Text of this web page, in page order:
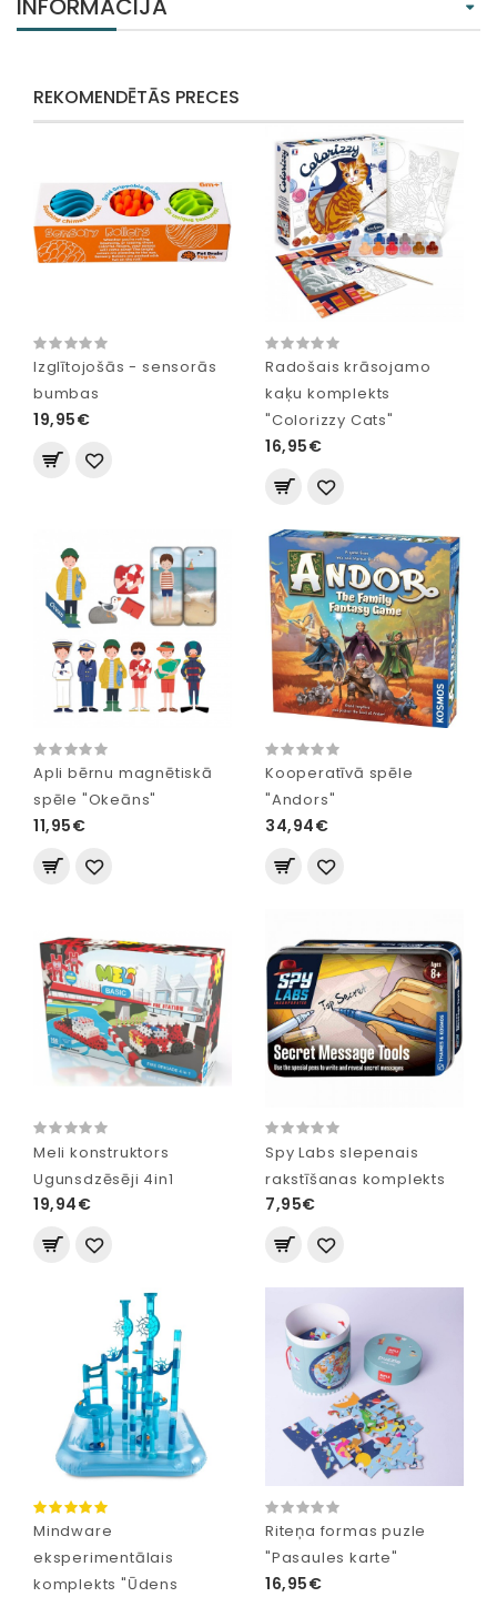
INFORMĀCIJA
REKOMENDĒTĀS PRECES
Izglītojošās - sensorās
bumbas
19,95€
Radošais krāsojamo
kaķu komplekts
"Colorizzy Cats"
16,95€
Apli bērnu magnētiskā
spēle "Okeāns"
11,95€
Kooperatīvā spēle
"Andors"
34,94€
Meli konstruktors
Ugunsdzēsēji 4in1
19,94€
Spy Labs slepenais
rakstīšanas komplekts
7,95€
Mindware
eksperimentālais
komplekts "Ūdens
Riteņa formas puzle
"Pasaules karte"
16,95€